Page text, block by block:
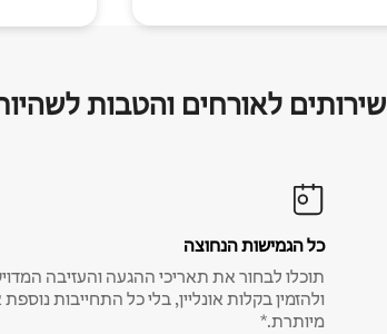
שירותים לאורחים והטבות
כל הגמישות הנחוצה
תוכלו לבחור את תאריכי ההגעה והעזיבה
ולהזמין בקלות אונליין, בלי כל התחייבות נוספת
מיותרת.*